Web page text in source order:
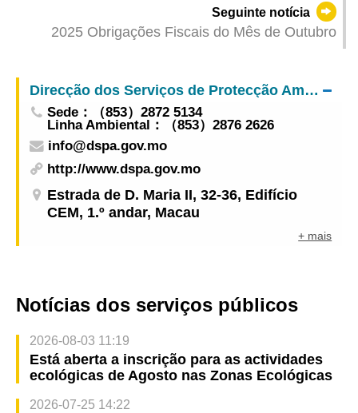
Seguinte notícia
2025 Obrigações Fiscais do Mês de Outubro
Direcção dos Serviços de Protecção Ambiental
Sede：（853）2872 5134
Linha Ambiental：（853）2876 2626
info@dspa.gov.mo
http://www.dspa.gov.mo
Estrada de D. Maria II, 32-36, Edifício
CEM, 1.º andar, Macau
+ mais
Notícias dos serviços públicos
2026-08-03 11:19
Está aberta a inscrição para as actividades
ecológicas de Agosto nas Zonas Ecológicas
2026-07-25 14:22